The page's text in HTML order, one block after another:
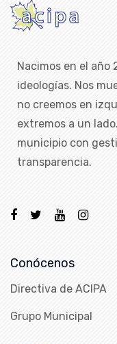
Nacimos en el año
ideologías. Nos
no creemos en
extremos a un
municipio con
transparencia.
Conócenos
Directiva de ACIPA
Grupo Municipal